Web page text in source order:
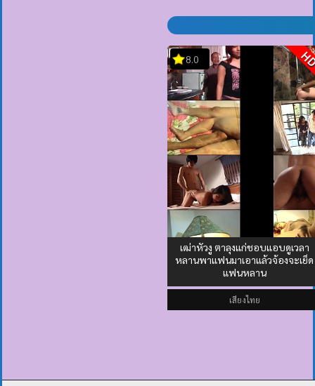
8.0
เฒ่าหัวงู ตาลุงแก่ชอบแอบดูเวลา
หลานพาแฟนมาเอาแล้วจ้องจะเย็ด
แฟนหลาน
เสียงไทย